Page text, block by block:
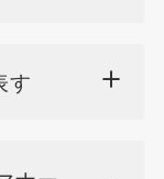
す